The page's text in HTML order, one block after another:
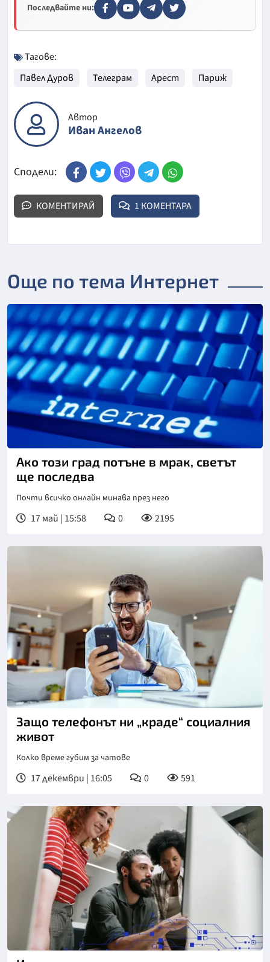
Последвайте ни:
Тагове:
Павел Дуров
Телеграм Арест Париж
Автор
Иван Ангелов
Сподели:
КОМЕНТИРАЙ 1 КОМЕНТАРА
Още по тема Интернет
Ако този град потъне в мрак, светът
ще последва
Почти всичко онлайн минава през него
17 май | 15:58 0 2195
Снимка: Gettyimages
Защо телефонът ни „краде“ социалния
живот
Колко време губим за чатове
17 декември | 16:05 0 591